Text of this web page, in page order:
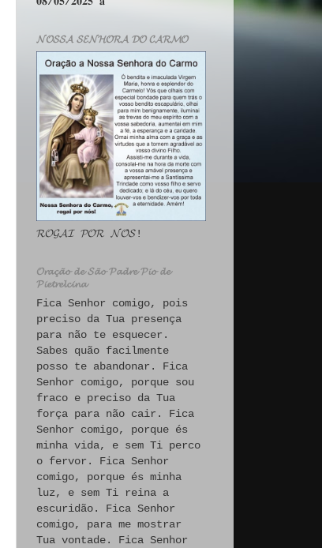
𝓝𝓞𝓢𝓢𝓐 𝓢𝓔𝓝𝓗𝓞𝓡𝓐 𝓓𝓞 𝓒𝓐𝓡𝓜𝓞
𝓡𝓞𝓖𝓐𝓘 𝓟𝓞𝓡 𝓝𝓞́𝓢!
𝓞𝓻𝓪𝓬̧𝓪̃𝓸 𝓭𝓮 𝓢𝓪̃𝓸 𝓟𝓪𝓭𝓻𝓮 𝓟𝓲𝓸 𝓭𝓮
𝓟𝓲𝓮𝓽𝓻𝓮𝓵𝓬𝓲𝓷𝓪
Fica Senhor comigo, pois
preciso da Tua presença
para não te esquecer.
Sabes quão facilmente
posso te abandonar. Fica
Senhor comigo, porque sou
fraco e preciso da Tua
força para não cair. Fica
Senhor comigo, porque és
minha vida, e sem Ti perco
o fervor. Fica Senhor
comigo, porque és minha
luz, e sem Ti reina a
escuridão. Fica Senhor
comigo, para me mostrar
Tua vontade. Fica Senhor